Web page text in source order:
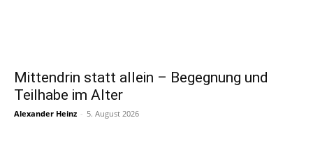
Mittendrin statt allein – Begegnung und
Teilhabe im Alter
Alexander Heinz - 5. August 2026